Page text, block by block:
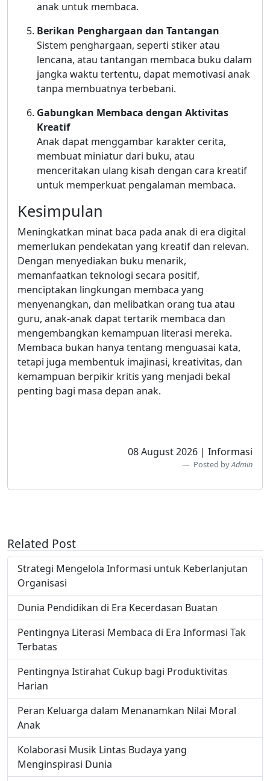
anak untuk membaca.
Berikan Penghargaan dan Tantangan
Sistem penghargaan, seperti stiker atau
lencana, atau tantangan membaca buku dalam
jangka waktu tertentu, dapat memotivasi anak
tanpa membuatnya terbebani.
Gabungkan Membaca dengan Aktivitas
Kreatif
Anak dapat menggambar karakter cerita,
membuat miniatur dari buku, atau
menceritakan ulang kisah dengan cara kreatif
untuk memperkuat pengalaman membaca.
Kesimpulan
Meningkatkan minat baca pada anak di era digital
memerlukan pendekatan yang kreatif dan relevan.
Dengan menyediakan buku menarik,
memanfaatkan teknologi secara positif,
menciptakan lingkungan membaca yang
menyenangkan, dan melibatkan orang tua atau
guru, anak-anak dapat tertarik membaca dan
mengembangkan kemampuan literasi mereka.
Membaca bukan hanya tentang menguasai kata,
tetapi juga membentuk imajinasi, kreativitas, dan
kemampuan berpikir kritis yang menjadi bekal
penting bagi masa depan anak.
08 August 2026 | Informasi
Posted byAdmin
Related Post
Strategi Mengelola Informasi untuk Keberlanjutan
Organisasi
Dunia Pendidikan di Era Kecerdasan Buatan
Pentingnya Literasi Membaca di Era Informasi Tak
Terbatas
Pentingnya Istirahat Cukup bagi Produktivitas
Harian
Peran Keluarga dalam Menanamkan Nilai Moral
Anak
Kolaborasi Musik Lintas Budaya yang
Menginspirasi Dunia